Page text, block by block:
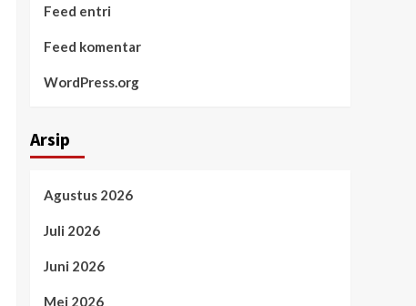
Feed entri
Feed komentar
WordPress.org
Arsip
Agustus 2026
Juli 2026
Juni 2026
Mei 2026